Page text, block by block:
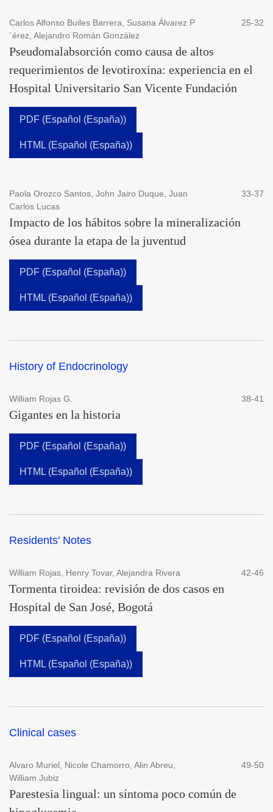
Carlos Alfonso Builes Barrera, Susana Álvarez P
´érez, Alejandro Román González
25-32
Pseudomalabsorción como causa de altos
requerimientos de levotiroxina: experiencia en el
Hospital Universitario San Vicente Fundación
PDF (Español (España))
HTML (Español (España))
Paola Orozco Santos, John Jairo Duque, Juan
Carlos Lucas
33-37
Impacto de los hábitos sobre la mineralización
ósea durante la etapa de la juventud
PDF (Español (España))
HTML (Español (España))
History of Endocrinology
William Rojas G. 38-41
Gigantes en la historia
PDF (Español (España))
HTML (Español (España))
Residents' Notes
William Rojas, Henry Tovar, Alejandra Rivera 42-46
Tormenta tiroidea: revisión de dos casos en
Hospital de San José, Bogotá
PDF (Español (España))
HTML (Español (España))
Clinical cases
Alvaro Muriel, Nicole Chamorro, Alin Abreu,
William Jubiz
49-50
Parestesia lingual: un síntoma poco común de